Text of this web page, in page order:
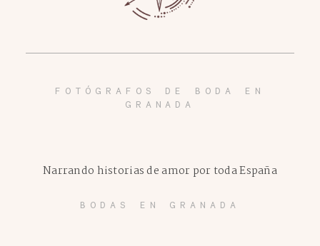
FOTÓGRAFOS DE BODA EN
GRANADA
BODAS EN GRANADA
Narrando historias de amor por toda España